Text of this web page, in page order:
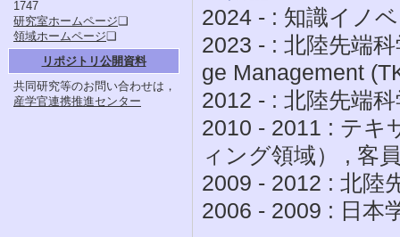
1747
研究室ホームページ❏
領域ホームページ❏
リポジトリ公開資料
共同研究等のお問い合わせは，
産学官連携推進センター
2024 - : 知識イノ
2023 - : 北陸先端
ge Management
2012 - : 北陸先端
2010 - 2011 : テキ
ィング領域） , 客
2009 - 2012 : 北陸
2006 - 2009 : 日本